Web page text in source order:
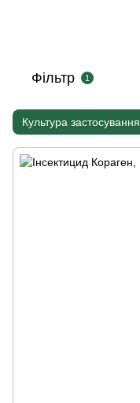
Фільтр 1
Культура застосування